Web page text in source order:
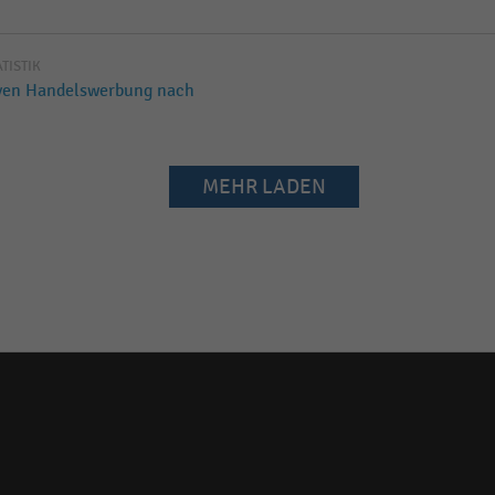
Handelswerbung nach
MEHR LADEN